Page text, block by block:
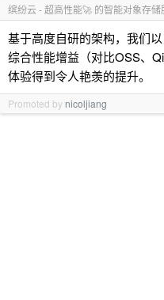
缤纷云 - 超高性能🚀 的智能对象存储
基于高度自研的架构，我们
综合性能增益（对比OSS、
体验得到令人艳羡的提升。
Promoted by nicoljiang